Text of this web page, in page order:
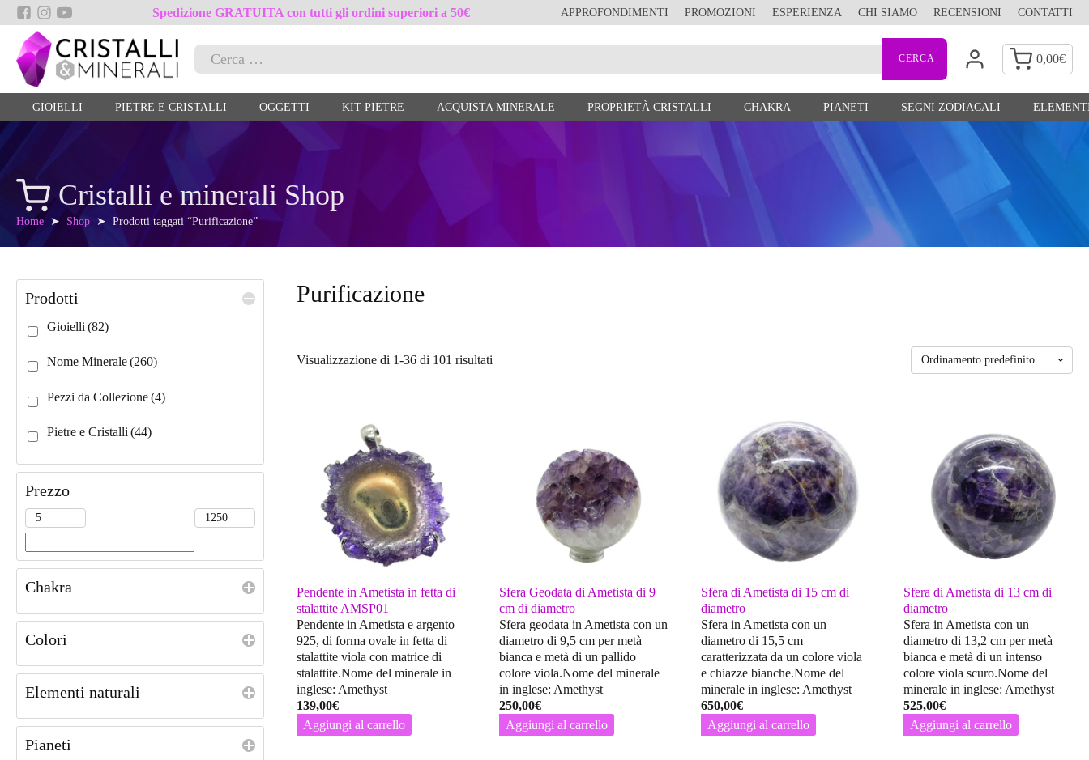
Spedizione GRATUITA con tutti gli ordini superiori a 50€ APPROFONDIMENTI PROMOZIONI ESPERIENZA CHI SIAMO RECENSIONI CONTATTI
Ricerca
0,00€
GIOIELLI PIETRE E CRISTALLI OGGETTI KIT PIETRE ACQUISTA MINERALE PROPRIETÀ CRISTALLI CHAKRA PIANETI SEGNI ZODIACALI
Cristalli e minerali Shop
Home ➤ Shop ➤ Prodotti taggati “Purificazione”
Prodotti
Gioielli (82)
Nome Minerale(260)
Pezzi da Collezione(4)
Pietre e Cristalli (44)
Prezzo
Chakra
Colori
Elementi naturali
Pianeti
Purificazione
Visualizzazione di 1-36 di 101 risultati
Pendente in Ametista in fetta di
stalattite AMSP01
Pendente in Ametista e argento
925, di forma ovale in fetta di
stalattite viola con matrice di
stalattite.Nome del minerale in
inglese: Amethyst
139,00€
Aggiungi al carrello
Sfera Geodata di Ametista di 9
cm di diametro
Sfera geodata in Ametista con un
diametro di 9,5 cm per metà
bianca e metà di un pallido
colore viola.Nome del minerale
in inglese: Amethyst
250,00€
Aggiungi al carrello
Sfera di Ametista di 15 cm di
diametro
Sfera in Ametista con un
diametro di 15,5 cm
caratterizzata da un colore viola
e chiazze bianche.Nome del
minerale in inglese: Amethyst
650,00€
Aggiungi al carrello
Sfera di Ametista di 13 cm di
diametro
Sfera in Ametista con un
diametro di 13,2 cm per metà
bianca e metà di un intenso
colore viola scuro.Nome del
minerale in inglese: Amethyst
525,00€
Aggiungi al carrello